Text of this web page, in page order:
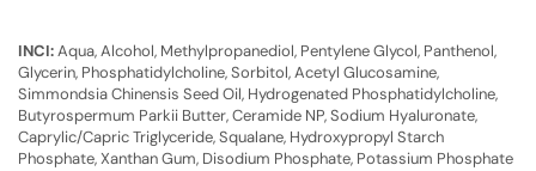
INCI:Aqua, Alcohol, Methylpropanediol, Pentylene Glycol, Panthenol,
Glycerin, Phosphatidylcholine, Sorbitol, Acetyl Glucosamine,
Simmondsia Chinensis Seed Oil, Hydrogenated Phosphatidylcholine,
Butyrospermum Parkii Butter, Ceramide NP, Sodium Hyaluronate,
Caprylic/Capric Triglyceride, Squalane, Hydroxypropyl Starch
Phosphate, Xanthan Gum, Disodium Phosphate, Potassium Phosphate